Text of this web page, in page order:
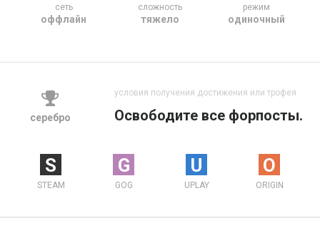
сеть
оффлайн
сложность
тяжело
режим
одиночный
серебро
условия получения достижения или трофея
Освободите все форпосты.
S
STEAM
G
GOG
U
UPLAY
O
ORIGIN